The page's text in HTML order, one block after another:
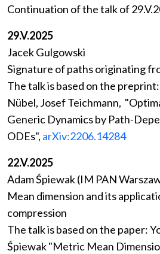
Continuation of the talk of
29.V.2025
Jacek Gulgowski
Signature of paths originating
The talk is based on the
Nübel, Josef Teichmann,
Generic Dynamics by Path-
ODEs", arXiv:2206.14284
22.V.2025
Adam Śpiewak (IM PAN
Mean dimension and its
compression
The talk is based on the paper:
Śpiewak "Metric Mean